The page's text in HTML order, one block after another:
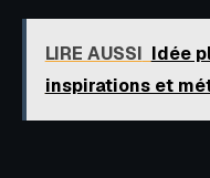
LIRE AUSSI Idée
inspirations et